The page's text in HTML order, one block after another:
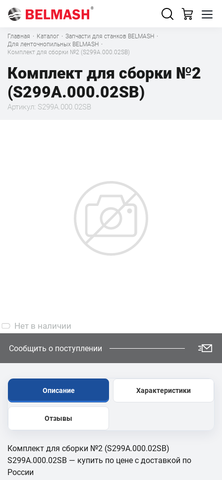
Главная · Каталог · Запчасти для станков BELMASH ·
Для ленточнопильных BELMASH ·
Комплект для сборки №2 (S299A.000.02SB)
Комплект для сборки №2
(S299A.000.02SB)
Артикул: S299A.000.02SB
Нет в наличии
Сообщить о поступлении
Описание Характеристики
Отзывы
Комплект для сборки №2 (S299A.000.02SB)
S299A.000.02SB — купить по цене с доставкой по
России